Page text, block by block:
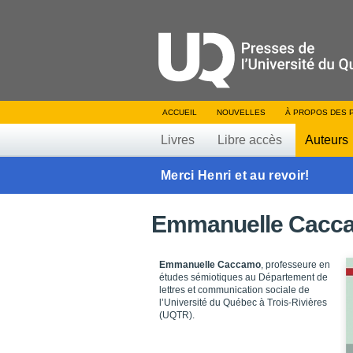
ACCUEIL NOUVELLES À PROPOS DES
Livres Libre accès Auteurs
Merci Henri et au revoir!
Emmanuelle
Emmanuelle Caccamo, professeure en
études sémiotiques au Département de
lettres et communication sociale de
l’Université du Québec à Trois-Rivières
(UQTR).